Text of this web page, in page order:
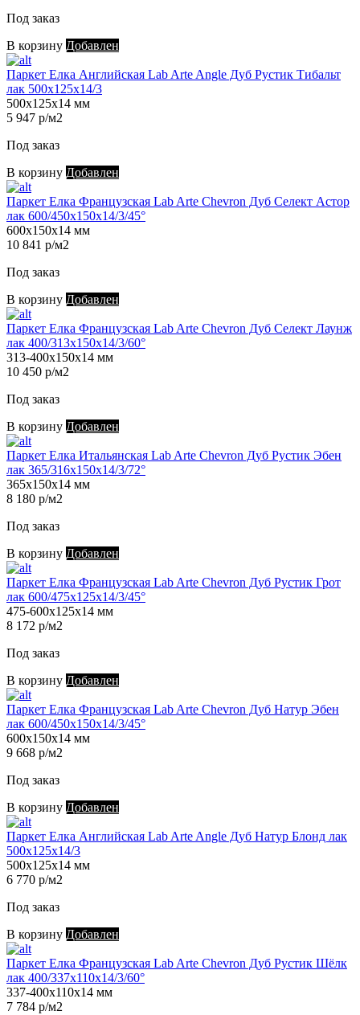
Под заказ
В корзину Добавлен
Паркет Елка Английская Lab Arte Angle Дуб Рустик Тибальт
лак 500х125х14/3
500х125х14 мм
5 947 р/м2
Под заказ
В корзину Добавлен
Паркет Елка Французская Lab Arte Chevron Дуб Селект Астор
лак 600/450х150х14/3/45°
600х150х14 мм
10 841 р/м2
Под заказ
В корзину Добавлен
Паркет Елка Французская Lab Arte Chevron Дуб Селект Лаунж
лак 400/313х150х14/3/60°
313-400х150х14 мм
10 450 р/м2
Под заказ
В корзину Добавлен
Паркет Елка Итальянская Lab Arte Chevron Дуб Рустик Эбен
лак 365/316х150х14/3/72°
365х150х14 мм
8 180 р/м2
Под заказ
В корзину Добавлен
Паркет Елка Французская Lab Arte Chevron Дуб Рустик Грот
лак 600/475х125х14/3/45°
475-600х125х14 мм
8 172 р/м2
Под заказ
В корзину Добавлен
Паркет Елка Французская Lab Arte Chevron Дуб Натур Эбен
лак 600/450х150х14/3/45°
600х150х14 мм
9 668 р/м2
Под заказ
В корзину Добавлен
Паркет Елка Английская Lab Arte Angle Дуб Натур Блонд лак
500х125х14/3
500х125х14 мм
6 770 р/м2
Под заказ
В корзину Добавлен
Паркет Елка Французская Lab Arte Chevron Дуб Рустик Шёлк
лак 400/337х110х14/3/60°
337-400х110х14 мм
7 784 р/м2